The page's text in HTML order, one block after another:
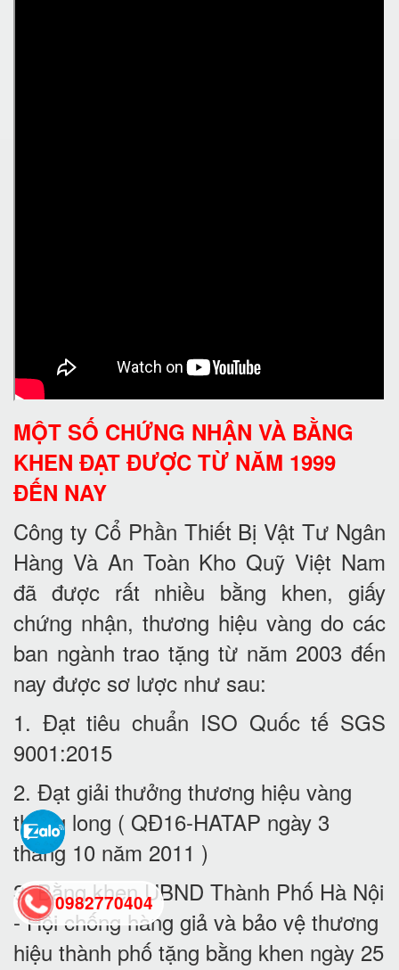
MỘT SỐ CHỨNG NHẬN VÀ BẰNG
KHEN ĐẠT ĐƯỢC TỪ NĂM 1999
ĐẾN NAY
Công ty Cổ Phần Thiết Bị Vật Tư Ngân
Hàng Và An Toàn Kho Quỹ Việt Nam
đã được rất nhiều bằng khen, giấy
chứng nhận, thương hiệu vàng do các
ban ngành trao tặng từ năm 2003 đến
nay được sơ lược như sau:
1. Đạt tiêu chuẩn ISO Quốc tế SGS
9001:2015
2. Đạt giải thưởng thương hiệu vàng
thăng long ( QĐ16-HATAP ngày 3
tháng 10 năm 2011 )
3. Bằng khen UBND Thành Phố Hà Nội
- Hội chống hàng giả và bảo vệ thương
hiệu thành phố tặng bằng khen ngày 25
0982770404
back